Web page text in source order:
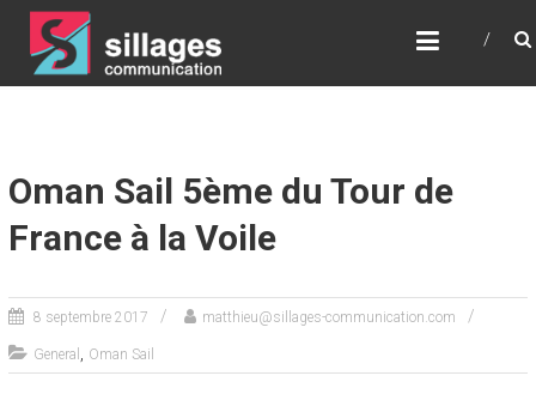
SILLAGES
COMMUNICATION
Communication – Relations Presse – Digital –
Oman Sail 5ème du Tour de
France à la Voile
8 septembre 2017 matthieu@sillages-communication.com
General , Oman Sail